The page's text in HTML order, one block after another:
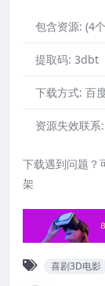
包含资源: (4
提取码: 3dbt
下载方式: 百
资源失效联系:
下载遇到问题？
架
喜剧3D电影